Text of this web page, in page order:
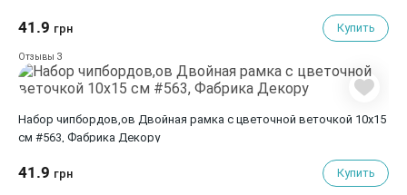
41.9 грн Купить
Отзывы 3
Набор чипбордов,ов Двойная рамка с цветочной веточкой 10х15
см #563, Фабрика Декору
41.9 грн Купить